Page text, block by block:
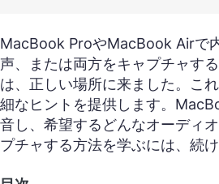
MacBook ProやMacBook Airで
声、または両方をキャプチャす
は、正しい場所に来ました。こ
細なヒントを提供します。
音し、希望するどんなオーディ
プチャする方法を学ぶには、続